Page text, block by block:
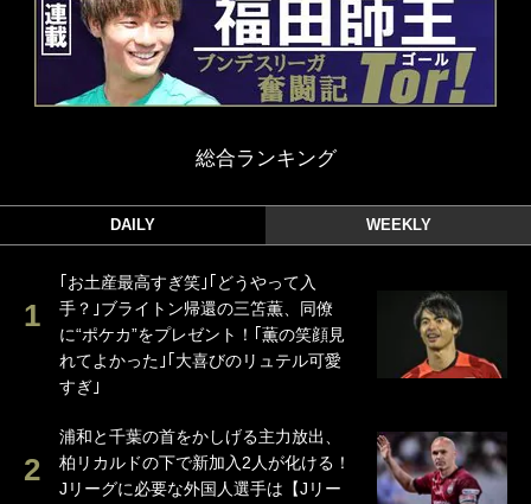
総合ランキング
DAILY WEEKLY
｢お土産最高すぎ笑｣｢どうやって入
手？｣ブライトン帰還の三笘薫、同僚
に“ポケカ”をプレゼント！｢薫の笑顔見
れてよかった｣｢大喜びのリュテル可愛
すぎ｣
浦和と千葉の首をかしげる主力放出、
柏リカルドの下で新加入2人が化ける！
Jリーグに必要な外国人選手は【Jリー